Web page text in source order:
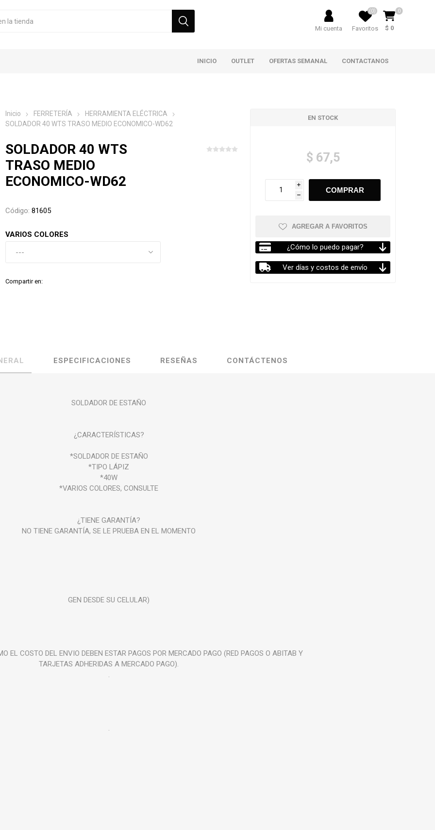
Mi cuenta Favoritos
(0) 0
$ 0
INICIO OUTLET OFERTAS SEMANAL CONTACTANOS
Inicio FERRETERÍA
HERRAMIENTA ELÉCTRICA
SOLDADOR 40 WTS TRASO MEDIO ECONOMICO-WD62
SOLDADOR 40 WTS
TRASO MEDIO
ECONOMICO-WD62
Código: 81605
VARIOS COLORES
Compartir en:
EN STOCK
$ 67,5
i
h
AGREGAR A FAVORITOS
¿Cómo lo puedo pagar?
Ver días y costos de envío
ESPECIFICACIONES RESEÑAS CONTÁCTENOS
SOLDADOR DE ESTAÑO
¿CARACTERÍSTICAS?
*SOLDADOR DE ESTAÑO
*TIPO LÁPIZ
*40W
*VARIOS COLORES, CONSULTE
¿TIENE GARANTÍA?
NO TIENE GARANTÍA, SE LE PRUEBA EN EL MOMENTO
GEN DESDE SU CELULAR)
EL COSTO DEL ENVIO DEBEN ESTAR PAGOS POR MERCADO PAGO (RED PAGOS O ABITAB Y
TARJETAS ADHERIDAS A MERCADO PAGO).
.
.